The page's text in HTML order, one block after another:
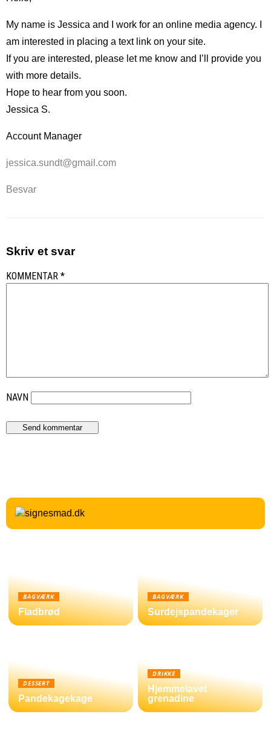
My name is Jessica and I work for an online media agency. I
am interested in placing a text link on your site.
If you are interested, please let me know and I’ll provide you
with more details.
Hope to hear from you soon.
Jessica S.
Account Manager
jessica.sundt@gmail.com
Besvar
Skriv et svar
KOMMENTAR *
NAVN
BAGVÆRK
Fladbrød
BAGVÆRK
Surdejspandekager
DESSERT
Pandekagekage
DRIKKE
Hjemmelavet
grenadine